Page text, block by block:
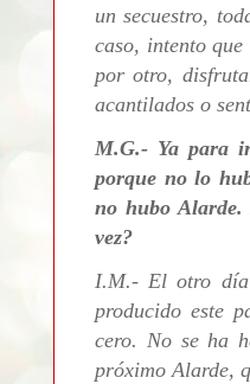
un secuestro,
caso, intento
por otro,
acantilados o
M.G.- Ya para
porque no lo
no hubo Alarde.
vez?
I.M.- El otro día
producido este
cero. No se ha
próximo Alarde,